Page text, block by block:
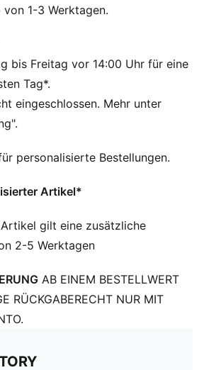
20 % recycelter Baumwolle
1-3 Werktagen.
bis Freitag vor 14:00 Uhr für eine
Tag*.
eingeschlossen. Mehr unter
personalisierte Bestellungen.
Artikel*
gilt eine zusätzliche
2-5 Werktagen
AB EINEM BESTELLWERT
RÜCKGABERECHT NUR MIT